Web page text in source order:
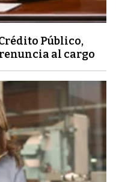
Público,
al cargo